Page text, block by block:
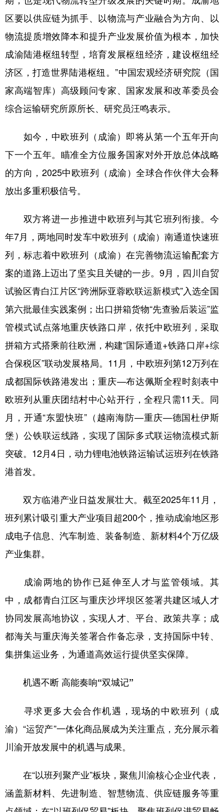
区要以供应链为抓手、以物流与产业融合为方向、以
物流提质增效降本和提升产业发展价值为根本，加快
成渝陆港枢纽转型，培育发展枢纽经济，建设枢纽经
济区，打造世界陆港枢纽。”中国宏观经济研究院（国
家高端智库）高级顾问专家、国家发展和改革委员会
综合运输研究所原所长、研究员汪鸣表示。
如今，中欧班列（成渝）即将从第一个五年开向
下一个五年。瞄准全方位服务国家对外开放总体战略
的方向，2025中欧班列（成渝）全球合作伙伴大会释
放出多重积极信号。
双方将进一步推进中欧班列与其它班列衔接。今
年7月，两地同时发车中欧班列（成渝）南通道快速班
列，标志着中欧班列（成渝）在完善物流运输配套方
案的道路上迈出了坚实且关键的一步。9月，四川自贸
试验区青白江片区“跨洲际亚蓉欧联运新模式”入选全国
第六批最佳实践案例；出口拼箱货物“先查验后装运”监
管模式试点落地重庆铁路口岸，依托中欧班列，采取
拼箱方式搭乘前往欧洲，构建“国际通道+铁路口岸+综
合保税区”联动发展格局。11月，中欧班列第12万列在
成都国际铁路港发出；重庆—布达佩斯全程时刻表中
欧班列从重庆团结村中心站开行，全程只需11天。同
月，开通“东盟快班”（越南海防—重庆—德国杜伊斯
堡）公铁联运线路，实现了国际多式联运物流模式新
突破。12月4日，动力锂电池铁路运输试运班列在铁路
港首发。
双方临港产业日益发展壮大。截至2025年11月，
班列累计吸引重大产业项目超200个，推动成渝地区形
成电子信息、汽车制造、装备制造、新材料4个万亿级
产业集群。
成渝两地的协作已延伸至人才与监管领域。其
中，成都青白江区与重庆沙坪坝区签署共建区域人才
协同发展高地协议，实现人才、平台、政策共享；成
都海关与重庆海关签署合作备忘录，支持国际中转、
集拼集运业务，为通道高效运行提供坚实保障。
机遇不断 高能奏响“双城记”
寻求更多大会合作机遇，现场的中欧班列（成
渝）“运贸产”一体化商品展成为关注重点，充分展示着
川渝开放发展中的机遇与成果。
在“以班列聚产业”板块，聚焦川渝核心企业代表，
涵盖新材料、先进制造、智慧物流、供应链服务等重